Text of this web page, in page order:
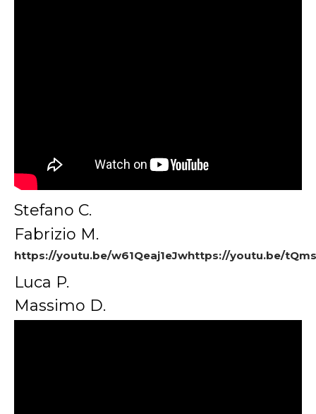
Stefano C.
Fabrizio M.
https://youtu.be/w61Qeaj1eJwhttps://youtu.be/
Luca P.
Massimo D.